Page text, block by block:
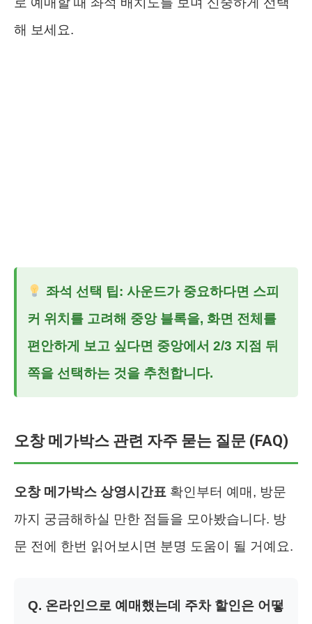
해 보세요.
좌석 선택 팁: 사운드가 중요하다면 스피
커 위치를 고려해 중앙 블록을, 화면 전체를
편안하게 보고 싶다면 중앙에서 2/3 지점 뒤
쪽을 선택하는 것을 추천합니다.
오창 메가박스 관련 자주 묻는 질문 (FAQ)
오창 메가박스 상영시간표 확인부터 예매, 방문
까지 궁금해하실 만한 점들을 모아봤습니다. 방
문 전에 한번 읽어보시면 분명 도움이 될 거예요.
Q. 온라인으로 예매했는데 주차 할인은 어떻